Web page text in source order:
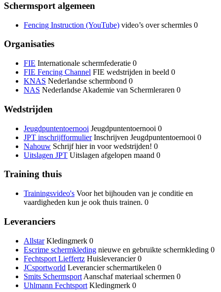
Schermsport algemeen
Fencing Instruction (YouTube) video’s over schermles 0
Organisaties
FIE Internationale schermfederatie 0
FIE Fencing Channel FIE wedstrijden in beeld 0
KNAS Nederlandse schermbond 0
NAS Nederlandse Akademie van Schermleraren 0
Wedstrijden
Jeugdpuntentoernooi Jeugdpuntentoernooi 0
JPT inschrijfformulierInschrijven Jeugdpuntentoernooi 0
Nahouw Schrijf hier in voor wedstrijden! 0
Uitslagen JPT Uitslagen afgelopen maand 0
Training thuis
Trainingsvideo's Voor het bijhouden van je conditie en
vaardigheden kun je ook thuis trainen. 0
Leveranciers
AllstarKledingmerk 0
Escrime schermkleding nieuwe en gebruikte schermkleding 0
Fechtsport Lieffertz Huisleverancier 0
JCsportworld Leverancier schermartikelen 0
Smits Schermsport Aanschaf materiaal schermen 0
Uhlmann Fechtsport Kledingmerk 0